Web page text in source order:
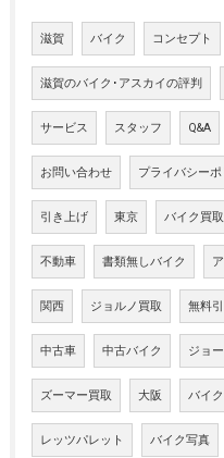
滋賀 バイク コンセプト
滋賀のバイク･アスカイの評判
サービス スタッフ Q&A
お問い合わせ プライバシー
引き上げ 東京 バイク買取
不動車 書類無しバイク
関西 ジョルノ買取 無料
中古車 中古バイク ジョ
ズーマー買取 大阪 バイ
レッツパレット バイク写真